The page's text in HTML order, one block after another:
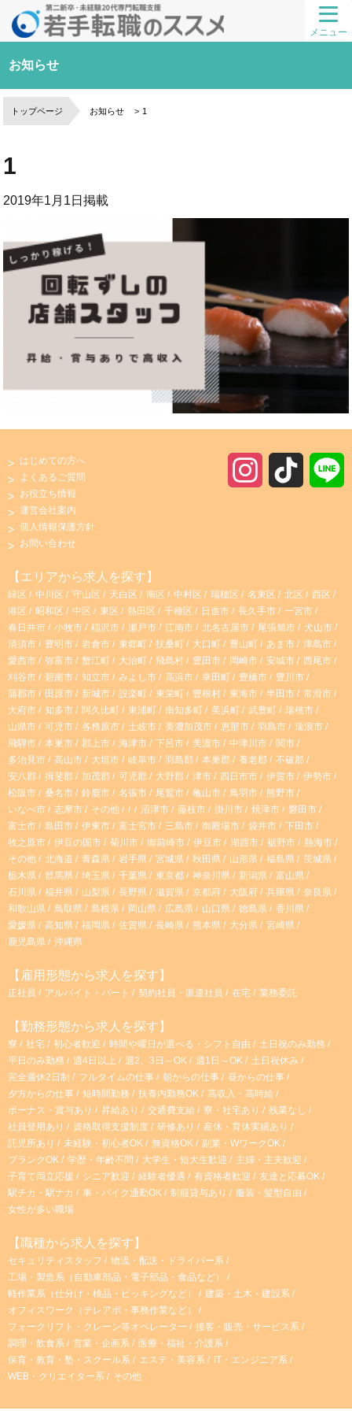
メニュー
お知らせ
トップページ お知らせ 1
1
2019年1月1日掲載
a
g
r
a
m
o
k
はじめての方へ
よくあるご質問
お役立ち情報
運営会社案内
個人情報保護方針
お問い合わせ
【エリアから求人を探す】
緑区 中川区 守山区 天白区 南区 中村区 瑞穂区 名東区 北区
西区
港区
昭和区 中区 東区 熱田区 千種区 日進市 長久手市
一宮市
春日井市
小牧市 稲沢市 瀬戸市 江南市 北名古屋市 尾張旭市
犬山市
清須市
豊明市 岩倉市 東郷町 扶桑町 大口町 豊山町 あま市
津島市
愛西市
弥富市 蟹江町 大治町 飛島村 豊田市 岡崎市 安城市
西尾市
刈谷市
碧南市 知立市 みよし市 高浜市 幸田町 豊橋市
豊川市
蒲郡市
田原市 新城市 設楽町 東栄町 豊根村 東海市 半田市
常滑市
大府市
知多市 阿久比町 東浦町 南知多町 美浜町 武豊町
瑞穂市
山県市
可児市 各務原市 土岐市 美濃加茂市 恵那市 羽島市
瑞浪市
飛騨市
本巣市 郡上市 海津市 下呂市 美濃市 中津川市
関市
多治見市
高山市 大垣市 岐阜市 羽島郡 本巣郡 養老郡
不破郡
安八郡
揖斐郡 加茂郡 可児郡 大野郡 津市 四日市市 伊賀市
伊勢市
松阪市
桑名市 鈴鹿市 名張市 尾鷲市 亀山市 鳥羽市
熊野市
いなべ市
志摩市 その他 沼津市 藤枝市 掛川市 焼津市
磐田市
富士市
島田市 伊東市 富士宮市 三島市 御殿場市 袋井市
下田市
牧之原市
伊豆の国市 菊川市 御前崎市 伊豆市 湖西市 裾野市
熱海市
その他
北海道 青森県 岩手県 宮城県 秋田県 山形県 福島県
茨城県
栃木県
群馬県 埼玉県 千葉県 東京都 神奈川県 新潟県
富山県
石川県
福井県 山梨県 長野県 滋賀県 京都府 大阪府 兵庫県
奈良県
和歌山県
鳥取県 島根県 岡山県 広島県 山口県 徳島県
香川県
愛媛県
高知県 福岡県 佐賀県 長崎県 熊本県 大分県
宮崎県
鹿児島県
沖縄県
【雇用形態から求人を探す】
正社員 アルバイト・パート 契約社員・派遣社員 在宅 業務委託
【勤務形態から求人を探す】
寮 社宅 初心者歓迎 時間や曜日が選べる・シフト自由
土日祝のみ勤務
平日のみ勤務
週4日以上 週2、3日～OK 週1日～OK
土日祝休み
完全週休2日制
フルタイムの仕事 朝からの仕事
昼からの仕事
夕方からの仕事
短時間勤務 扶養内勤務OK
高収入・高時給
ボーナス・賞与あり
昇給あり 交通費支給 寮・社宅あり
残業なし
社員登用あり
資格取得支援制度 研修あり
産休・育休実績あり
託児所あり
未経験・初心者OK 無資格OK
副業・WワークOK
ブランクOK
学歴・年齢不問 大学生・短大生歓迎
主婦・主夫歓迎
子育て両立応援
シニア歓迎 経験者優遇 有資格者歓迎
友達と応募OK
駅チカ・駅ナカ
車・バイク通勤OK 制服貸与あり
服装・髪型自由
女性が多い職場
【職種から求人を探す】
セキュリティスタッフ
物流・配送・ドライバー系
工場・製造系（自動車部品・電子部品・食品など）
軽作業系（仕分け・検品・ピッキングなど）
建築・土木・建設系
オフィスワーク（テレアポ・事務作業など）
フォークリフト・クレーン等オペレーター
接客・販売・サービス系
調理・飲食系
営業・企画系
医療・福祉・介護系
保育・教育・塾・スクール系
エステ・美容系
IT・エンジニア系
WEB・クリエイター系
その他